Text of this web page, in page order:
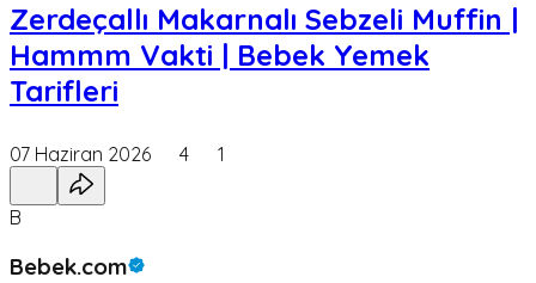
Zerdeçallı Makarnalı Sebzeli Muffin |
Hammm Vakti | Bebek Yemek
Tarifleri
07 Haziran 2026 4 1
B
Bebek.com